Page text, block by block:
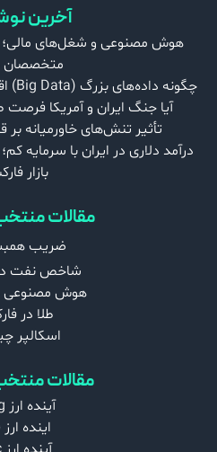
آخرین
هوش مصنوعی و شغل‌های مالی؛
متخصصان
چگونه داده‌های بزرگ (Big Data) اقتصاد جهان را کنترل می‌کنند؟
آیا جنگ ایران و آمریکا فرصت
تأثیر تنش‌های خاورمیانه
درآمد دلاری در ایران با سرمایه
بازار
مقالات
ضریب
شاخص نفت
هوش مصنوعی
طلا در
اسکالپر
مقالات
آینده ارز mog
اینده ارز slp